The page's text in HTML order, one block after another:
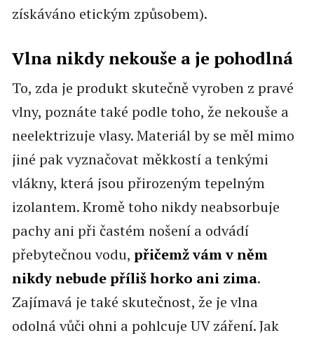
získáváno etickým způsobem).
Vlna nikdy nekouše a je pohodlná
To, zda je produkt skutečně vyroben z pravé
vlny, poznáte také podle toho, že nekouše a
neelektrizuje vlasy. Materiál by se měl mimo
jiné pak vyznačovat měkkostí a tenkými
vlákny, která jsou přirozeným tepelným
izolantem. Kromě toho nikdy neabsorbuje
pachy ani při častém nošení a odvádí
přebytečnou vodu, přičemž vám v něm
nikdy nebude příliš horko ani zima.
Zajímavá je také skutečnost, že je vlna
odolná vůči ohni a pohlcuje UV záření. Jak